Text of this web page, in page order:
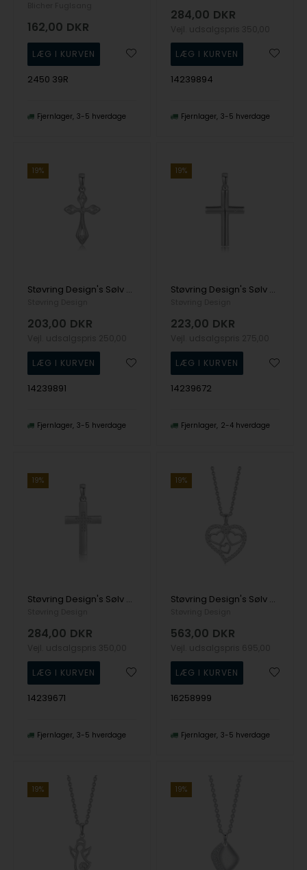
162,00 DKR
2450 39R
Fjernlager 3-5 hverdage
284,00 DKR
14239894
Fjernlager 3-5 hverdage
19%
Støvring Design's Sølv vedhæng
203,00 DKR
14239891
Fjernlager 3-5 hverdage
19%
Støvring Design's Sølv vedhæng
223,00 DKR
14239672
Fjernlager 2-4 hverdage
19%
Støvring Design's Sølv vedhæng
284,00 DKR
14239671
Fjernlager 3-5 hverdage
19%
Støvring Design's Sølv halskæde
563,00 DKR
16258999
Fjernlager 3-5 hverdage
19% 19%